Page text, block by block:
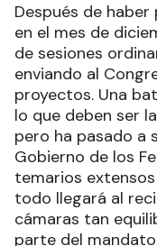
Después de
en el mes de
de sesiones
enviando al
proyectos. Una
lo que deben ser
pero ha pasado a
Gobierno de los
temarios
todo llegará al
cámaras tan
parte del